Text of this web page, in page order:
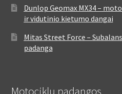
Dunlop Geomax MX34 –
ir vidutinio kietumo dangai
Mitas Street Force –
padanga
Motociklų padangos